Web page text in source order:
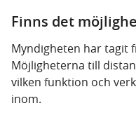
Finns det
Myndigheten har tagit
Möjligheterna till
vilken funktion och
inom.